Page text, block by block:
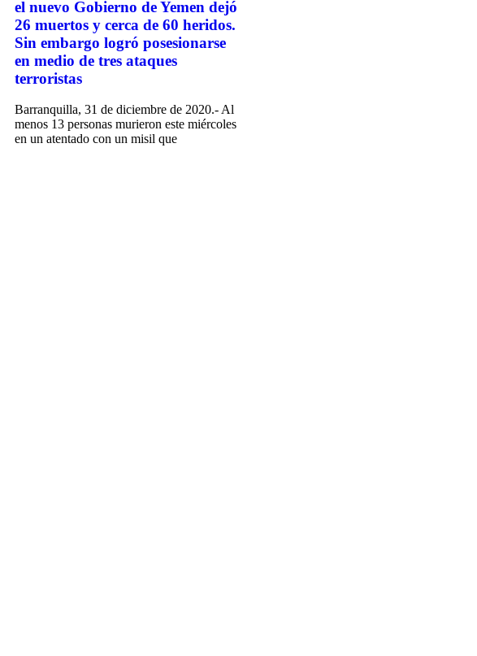
el nuevo Gobierno de Yemen dejó
26 muertos y cerca de 60 heridos.
Sin embargo logró posesionarse
en medio de tres ataques
terroristas
Barranquilla, 31 de diciembre de 2020.- Al
menos 13 personas murieron este miércoles
en un atentado con un misil que